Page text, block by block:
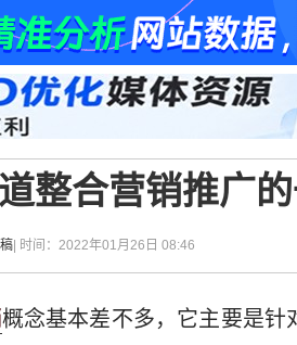
整合营销推广
| 时间：2022年01月26日 08:46
概念基本差不多，它主要是针